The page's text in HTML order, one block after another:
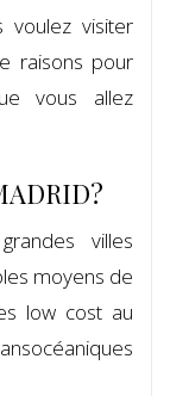
voulez visiter
raisons pour
vous allez
villes
moyens de
low cost au